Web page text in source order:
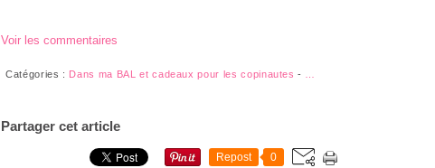
Voir les commentaires
Catégories : Dans ma BAL et cadeaux pour les copinautes -
Partager cet article
Repost 0